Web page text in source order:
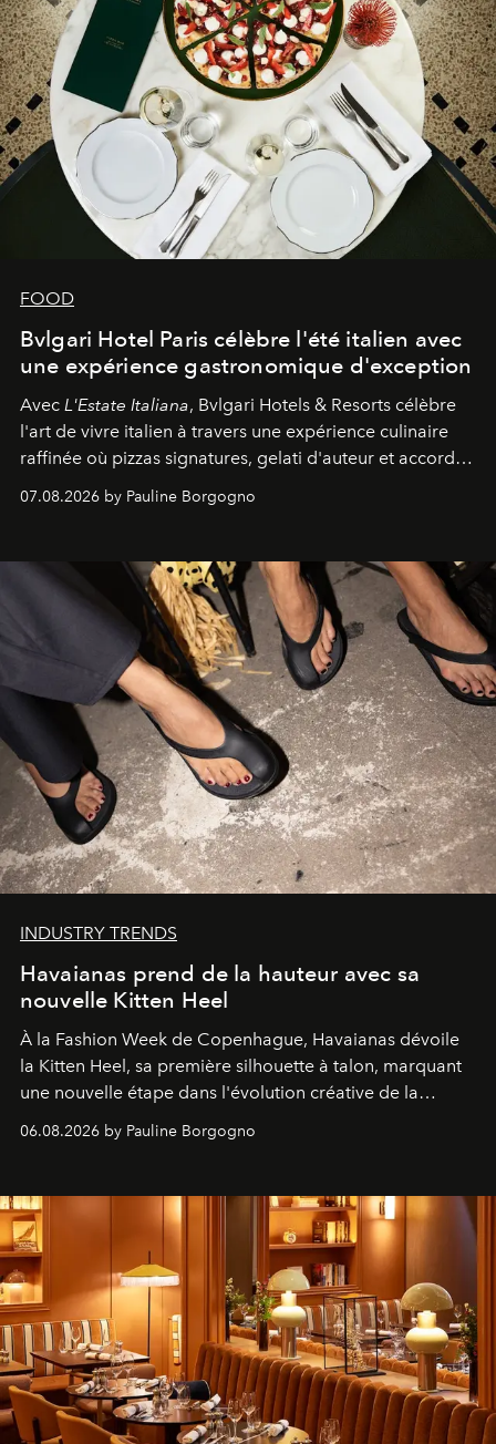
FOOD
Bvlgari Hotel Paris célèbre l'été italien avec
une expérience gastronomique d'exception
Avec L'Estate Italiana, Bvlgari Hotels & Resorts célèbre
l'art de vivre italien à travers une expérience culinaire
raffinée où pizzas signatures, gelati d'auteur et accords
07.08.2026 by Pauline Borgogno
INDUSTRY TRENDS
Havaianas prend de la hauteur avec sa
nouvelle Kitten Heel
À la Fashion Week de Copenhague, Havaianas dévoile
la Kitten Heel, sa première silhouette à talon, marquant
une nouvelle étape dans l'évolution créative de la
06.08.2026 by Pauline Borgogno